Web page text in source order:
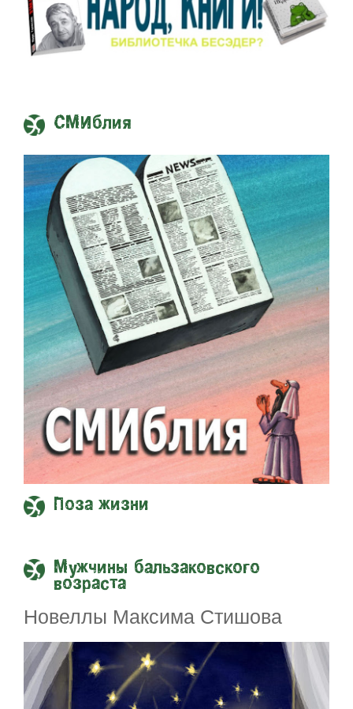
СМИблия
Поза жизни
Мужчины бальзаковского
возраста
Новеллы Максима Стишова